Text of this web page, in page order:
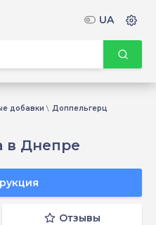
добавки Доппельгерц
в Днепре
Отзывы
UA